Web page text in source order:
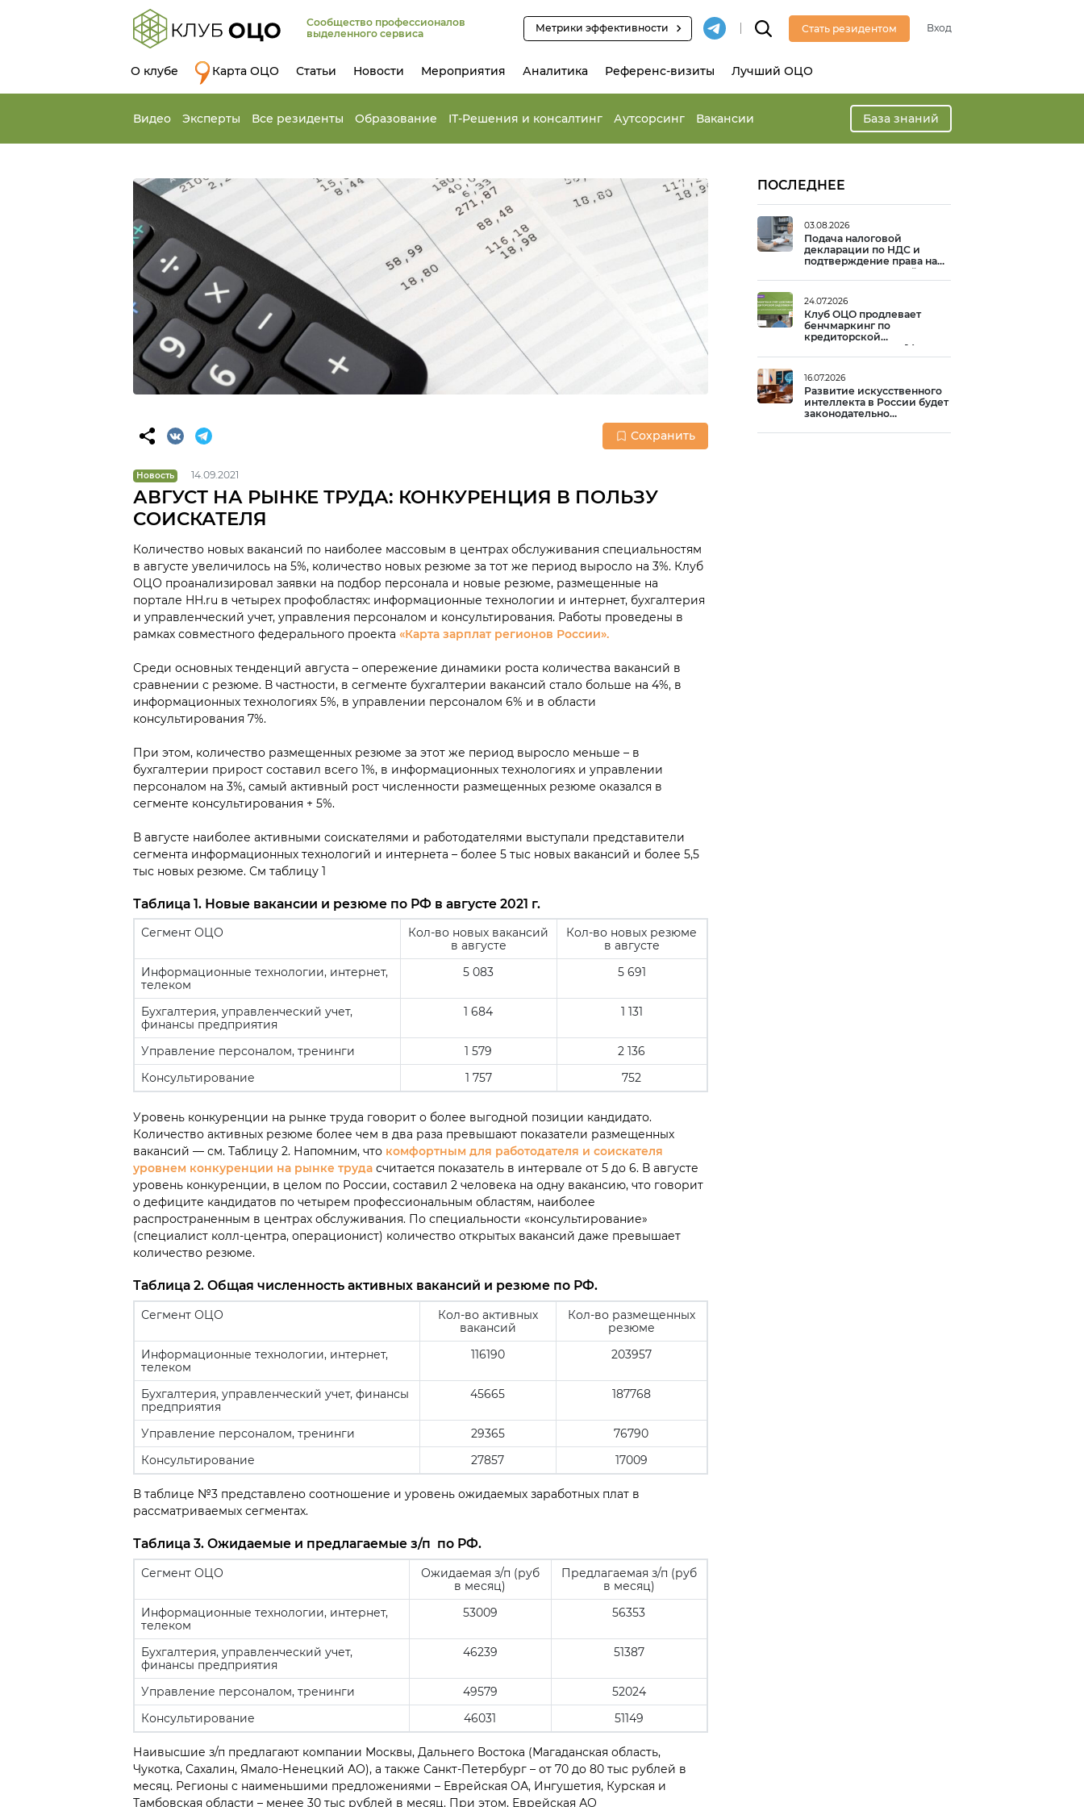
Сообщество профессионалов
выделенного сервиса
Метрики эффективности Стать резидентом Вход
О клубе Карта ОЦО Статьи Новости Мероприятия Аналитика Референс-визиты Лучший ОЦО
Видео Эксперты Все резиденты Образование IT-Решения и консалтинг Аутсорсинг Вакансии База знаний
Сохранить
Новость 14.09.2021
АВГУСТ НА РЫНКЕ ТРУДА: КОНКУРЕНЦИЯ В ПОЛЬЗУ
СОИСКАТЕЛЯ
Количество новых вакансий по наиболее массовым в центрах обслуживания специальностям
в августе увеличилось на 5%, количество новых резюме за тот же период выросло на 3%. Клуб
ОЦО проанализировал заявки на подбор персонала и новые резюме, размещенные на
портале HH.ru в четырех профобластях: информационные технологии и интернет, бухгалтерия
и управленческий учет, управления персоналом и консультирования. Работы проведены в
рамках совместного федерального проекта «Карта зарплат регионов России».
Среди основных тенденций августа – опережение динамики роста количества вакансий в
сравнении с резюме. В частности, в сегменте бухгалтерии вакансий стало больше на 4%, в
информационных технологиях 5%, в управлении персоналом 6% и в области
консультирования 7%.
При этом, количество размещенных резюме за этот же период выросло меньше – в
бухгалтерии прирост составил всего 1%, в информационных технологиях и управлении
персоналом на 3%, самый активный рост численности размещенных резюме оказался в
сегменте консультирования + 5%.
В августе наиболее активными соискателями и работодателями выступали представители
сегмента информационных технологий и интернета – более 5 тыс новых вакансий и более 5,5
тыс новых резюме. См таблицу 1
Таблица 1. Новые вакансии и резюме по РФ в августе 2021 г.
Сегмент ОЦО
Кол-во новых вакансий
в августе
Кол-во новых резюме
в августе
Информационные технологии, интернет,
телеком
5 083 5 691
Бухгалтерия, управленческий учет,
финансы предприятия
1 684 1 131
Управление персоналом, тренинги 1 579
2 136
Консультирование
1 757 752
Уровень конкуренции на рынке труда говорит о более выгодной позиции кандидато.
Количество активных резюме более чем в два раза превышают показатели размещенных
вакансий — см. Таблицу 2. Напомним, что комфортным для работодателя и соискателя
уровнем конкуренции на рынке труда считается показатель в интервале от 5 до 6. В августе
уровень конкуренции, в целом по России, составил 2 человека на одну вакансию, что говорит
о дефиците кандидатов по четырем профессиональным областям, наиболее
распространенным в центрах обслуживания. По специальности «консультирование»
(специалист колл-центра, операционист) количество открытых вакансий даже превышает
количество резюме.
Таблица 2. Общая численность активных вакансий и резюме по РФ.
Сегмент ОЦО
Кол-во активных
вакансий
Кол-во размещенных
резюме
Информационные технологии, интернет,
телеком
116190 203957
Бухгалтерия, управленческий учет, финансы
предприятия
45665 187768
Управление персоналом, тренинги 29365
76790
Консультирование
27857 17009
В таблице №3 представлено соотношение и уровень ожидаемых заработных плат в
рассматриваемых сегментах.
Таблица 3. Ожидаемые и предлагаемые з/п по РФ.
Сегмент ОЦО
Ожидаемая з/п (руб
в месяц)
Предлагаемая з/п (руб
в месяц)
Информационные технологии, интернет,
телеком
53009 56353
Бухгалтерия, управленческий учет,
финансы предприятия
46239 51387
Управление персоналом, тренинги 49579
52024
Консультирование
46031 51149
Наивысшие з/п предлагают компании Москвы, Дальнего Востока (Магаданская область,
Чукотка, Сахалин, Ямало-Ненецкий АО), а также Санкт-Петербург – от 70 до 80 тыс рублей в
месяц. Регионы с наименьшими предложениями – Еврейская ОА, Ингушетия, Курская и
Тамбовская области – менее 30 тыс рублей в месяц. При этом, Еврейская АО
ПОСЛЕДНЕЕ
03.08.2026
Подача налоговой
декларации по НДС и
подтверждение права на
вычет: практический опыт
24.07.2026
Клуб ОЦО продлевает
бенчмаркинг по
кредиторской
задолженности до 14
августа
16.07.2026
Развитие искусственного
интеллекта в России будет
законодательно